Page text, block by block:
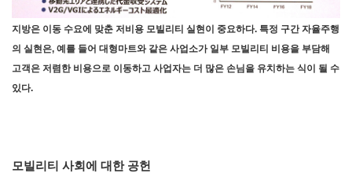
지방은 이동 수요에 맞춘 저비용 모빌리티 실현이 중요하다. 특정 구간 자율주행
의 실현은, 예를 들어 대형마트와 같은 사업소가 일부 모빌리티 비용을 부담해
고객은 저렴한 비용으로 이동하고 사업자는 더 많은 손님을 유치하는 식이 될 수
있다.
모빌리티 사회에 대한 공헌